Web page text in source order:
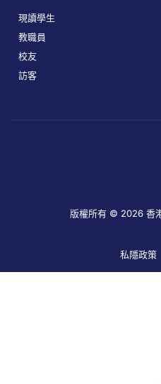
現讀學生
教職員
校友
訪客
版權所有 © 2026 香
私隱政策